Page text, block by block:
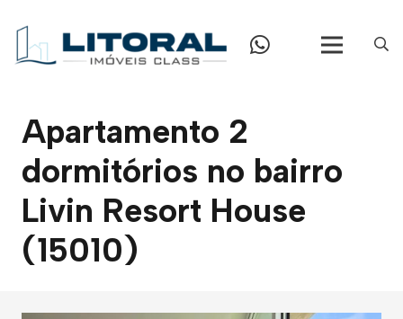
Apartamento 2
dormitórios no bairro
Livin Resort House
(15010)